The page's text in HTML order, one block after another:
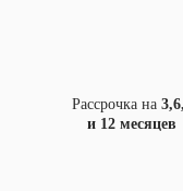
Рассрочка на
и 12 месяцев